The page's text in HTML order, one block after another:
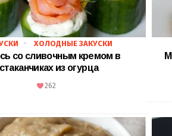
ХОЛОДНЫЕ ЗАКУСКИ
со сливочным кремом в
стаканчиках из огурца
262